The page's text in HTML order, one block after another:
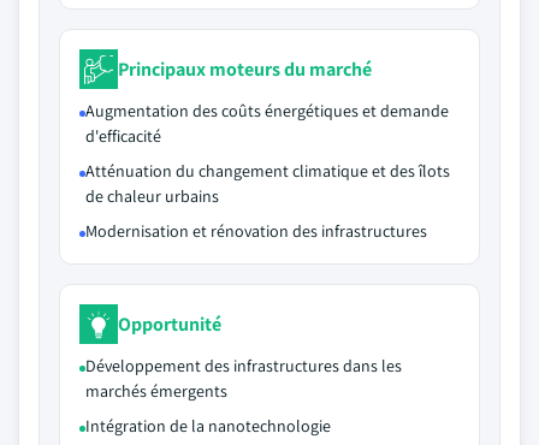
Principaux moteurs du marché
Augmentation des coûts énergétiques et demande
d'efficacité
Atténuation du changement climatique et des îlots
de chaleur urbains
Modernisation et rénovation des infrastructures
Opportunité
Développement des infrastructures dans les
marchés émergents
Intégration de la nanotechnologie